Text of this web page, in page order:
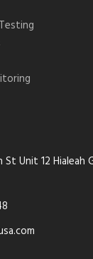
Unit 12 Hialeah